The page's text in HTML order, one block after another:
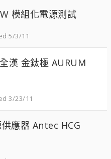
模組化電源測試
5/3/11
漢 金鈦極 AURUM
3/23/11
應器 Antec HCG